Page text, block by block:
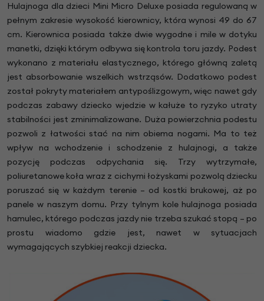
Hulajnoga dla dzieci Mini Micro Deluxe posiada regulowaną w
pełnym zakresie wysokość kierownicy, która wynosi 49 do 67
cm. Kierownica posiada także dwie wygodne i mile w dotyku
manetki, dzięki którym odbywa się kontrola toru jazdy. Podest
wykonano z materiału elastycznego, którego główną zaletą
jest absorbowanie wszelkich wstrząsów. Dodatkowo podest
został pokryty materiałem antypoślizgowym, więc nawet gdy
podczas zabawy dziecko wjedzie w kałuże to ryzyko utraty
stabilności jest zminimalizowane. Duża powierzchnia podestu
pozwoli z łatwości stać na nim obiema nogami. Ma to też
wpływ na wchodzenie i schodzenie z hulajnogi, a także
pozycję podczas odpychania się. Trzy wytrzymałe,
poliuretanowe koła wraz z cichymi łożyskami pozwolą dziecku
poruszać się w każdym terenie – od kostki brukowej, aż po
panele w naszym domu. Przy tylnym kole hulajnoga posiada
hamulec, którego podczas jazdy nie trzeba szukać stopą – po
prostu wiadomo gdzie jest, nawet w sytuacjach
wymagających szybkiej reakcji dziecka.